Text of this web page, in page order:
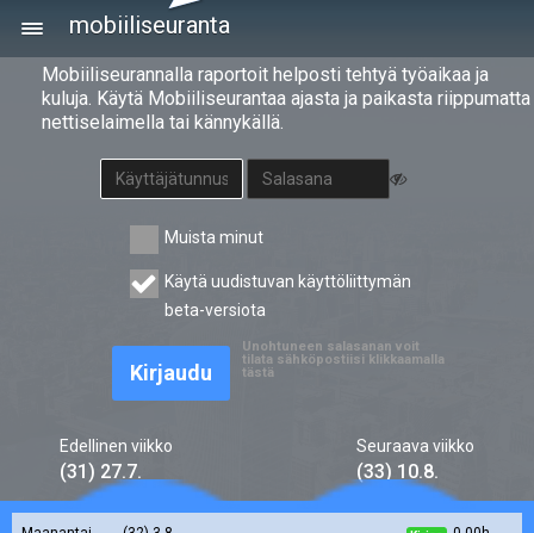
mobiiliseuranta
Mobiiliseurannalla raportoit helposti tehtyä työaikaa ja
kuluja. Käytä Mobiiliseurantaa ajasta ja paikasta riippumatta
nettiselaimella tai kännykällä.
Muista minut
Käytä uudistuvan käyttöliittymän
beta-versiota
Kirjaudu
Unohtuneen salasanan voit
tilata sähköpostiisi klikkaamalla
tästä
Edellinen viikko
(31) 27.7.
Seuraava viikko
(33) 10.8.